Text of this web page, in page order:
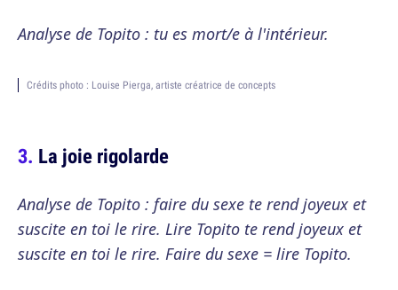
Analyse de Topito : tu es mort/e à l'intérieur.
Crédits photo : Louise Pierga, artiste créatrice de concepts
La joie rigolarde
Analyse de Topito : faire du sexe te rend joyeux et
suscite en toi le rire. Lire Topito te rend joyeux et
suscite en toi le rire. Faire du sexe = lire Topito.